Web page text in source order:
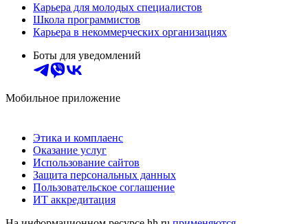
Карьера для молодых специалистов
Школа программистов
Карьера в некоммерческих организациях
Боты для уведомлений
Мобильное приложение
Этика и комплаенс
Оказание услуг
Использование сайтов
Защита персональных данных
Пользовательское соглашение
ИТ аккредитация